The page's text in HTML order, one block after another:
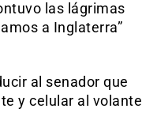
las lágrimas
a Inglaterra”
al senador que
y celular al volante